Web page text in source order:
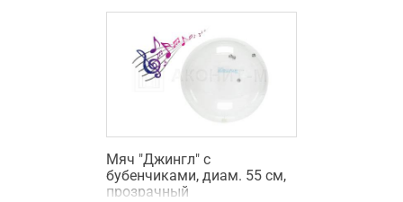
Мяч "Джингл" с
бубенчиками, диам. 55 см,
прозрачный